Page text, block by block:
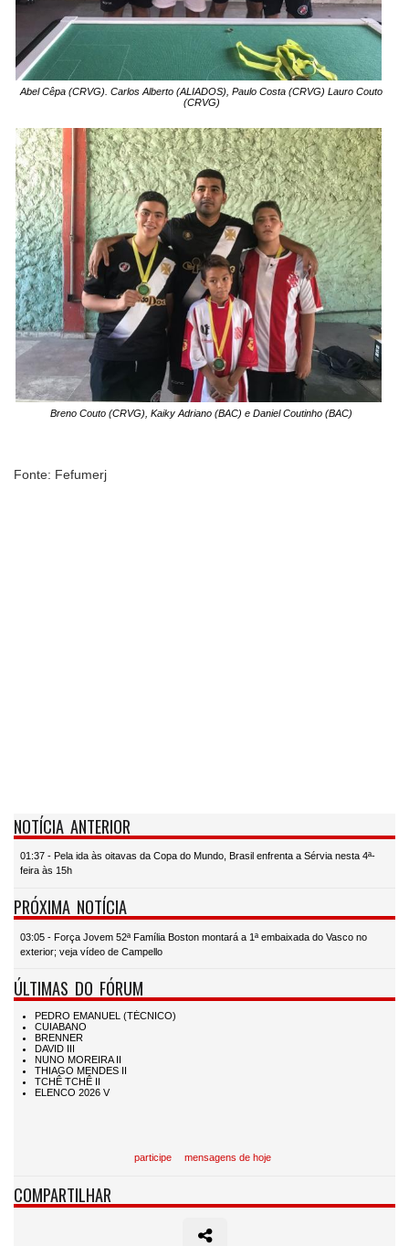
Abel Cêpa (CRVG). Carlos Alberto (ALIADOS), Paulo Costa (CRVG) Lauro Couto
(CRVG)
Breno Couto (CRVG), Kaiky Adriano (BAC) e Daniel Coutinho (BAC)
Fonte: Fefumerj
NOTÍCIA ANTERIOR
01:37 - Pela ida às oitavas da Copa do Mundo, Brasil enfrenta a Sérvia nesta 4ª-
feira às 15h
PRÓXIMA NOTÍCIA
03:05 - Força Jovem 52ª Família Boston montará a 1ª embaixada do Vasco no
exterior; veja vídeo de Campello
ÚLTIMAS DO FÓRUM
participe mensagens de hoje
COMPARTILHAR